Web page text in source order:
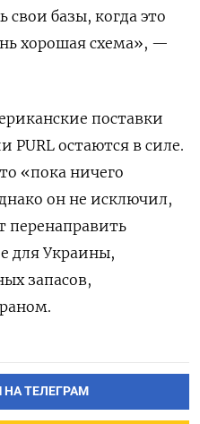
свои базы, когда это
хорошая схема», —
поставки
остаются в силе.
«пока ничего
он не исключил,
перенаправить
для Украины,
запасов,
ТЕЛЕГРАМ